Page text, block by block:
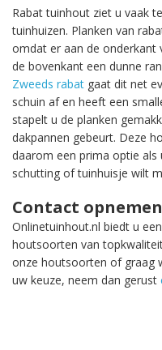
Rabat tuinhout ziet u vaak
tuinhuizen. Planken van
omdat er aan de onderkant
de bovenkant een dunne
Zweeds rabat gaat dit net
schuin af en heeft een
stapelt u de planken
dakpannen gebeurt. Deze
daarom een prima optie als
schutting of tuinhuisje wilt
Contact opnemen
Onlinetuinhout.nl biedt u
houtsoorten van
onze houtsoorten of graag
uw keuze, neem dan gerust